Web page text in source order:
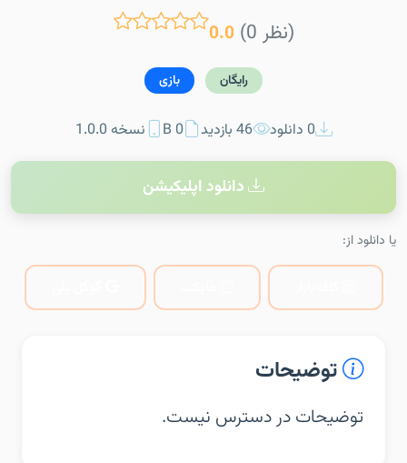
0.0 (0 نظر)
رایگان بازی
0 دانلود 46 بازدید 0 B نسخه 1.0.0
دانلود اپلیکیشن
یا دانلود از:
توضیحات
توضیحات در دسترس نیست.